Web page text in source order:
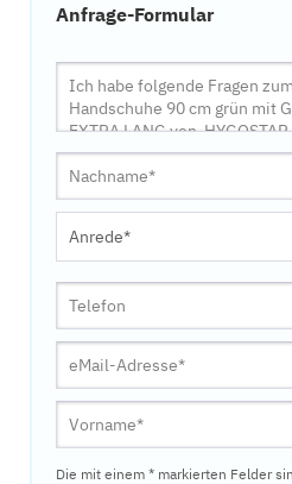
Anfrage-Formular
Die mit einem * markierten Felder